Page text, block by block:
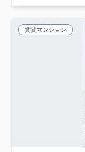
賃貸マンション